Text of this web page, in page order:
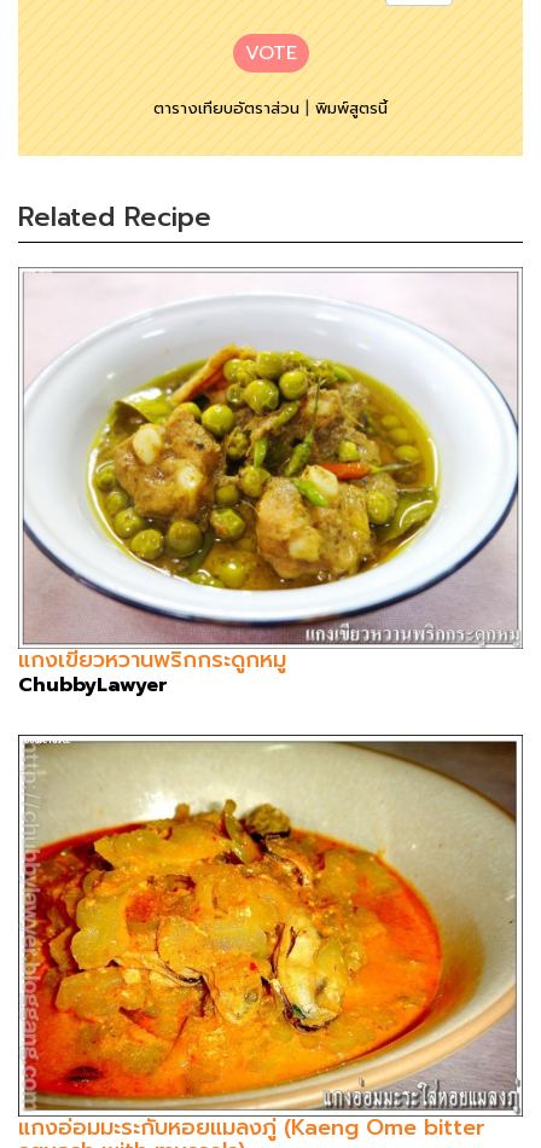
VOTE
ตารางเทียบอัตราส่วน|พิมพ์สูตรนี้
Related Recipe
แกงเขียวหวานพริกกระดูกหมู
ChubbyLawyer
แกงอ่อมมะระกับหอยแมลงภู่ (Kaeng Ome bitter